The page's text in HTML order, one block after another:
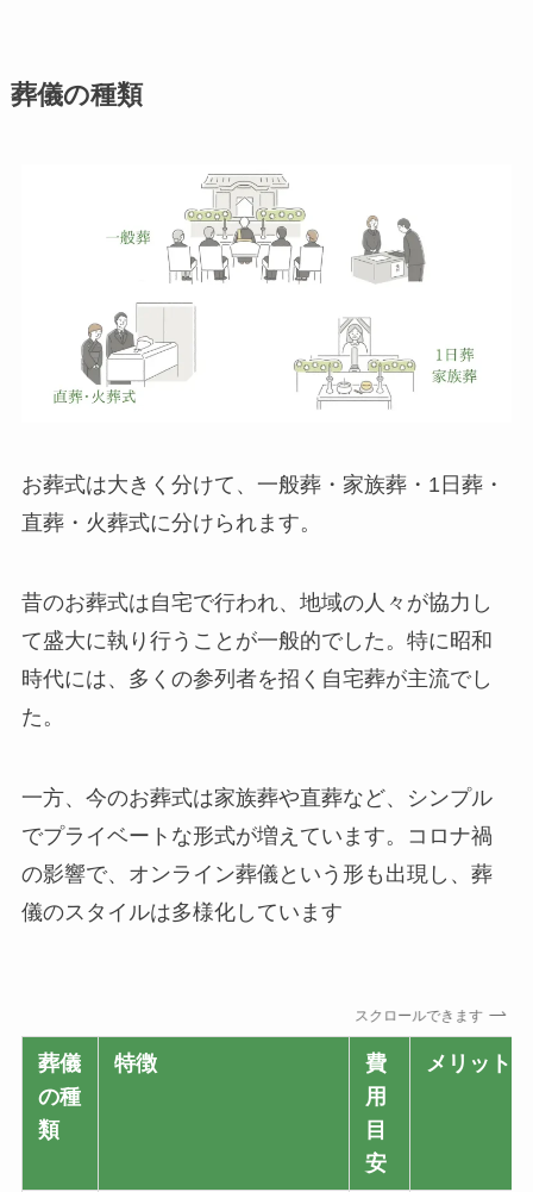
葬儀の種類
お葬式は大きく分けて、一般葬・家族葬・1日葬・
直葬・火葬式に分けられます。
昔のお葬式は自宅で行われ、地域の人々が協力し
て盛大に執り行うことが一般的でした。特に昭和
時代には、多くの参列者を招く自宅葬が主流でし
た。
一方、今のお葬式は家族葬や直葬など、シンプル
でプライベートな形式が増えています。コロナ禍
の影響で、オンライン葬儀という形も出現し、葬
儀のスタイルは多様化しています
スクロールできます
葬儀
の種
類
特徴
費
用
目
安
メリット